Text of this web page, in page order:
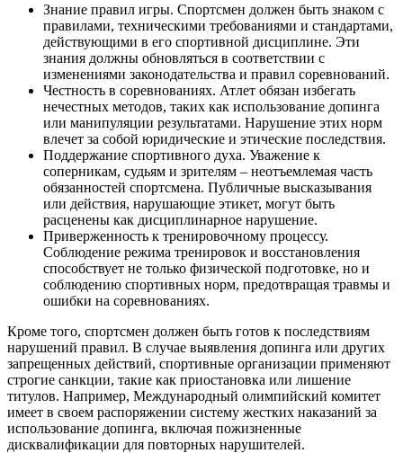
Знание правил игры. Спортсмен должен быть знаком с
правилами, техническими требованиями и стандартами,
действующими в его спортивной дисциплине. Эти
знания должны обновляться в соответствии с
изменениями законодательства и правил соревнований.
Честность в соревнованиях. Атлет обязан избегать
нечестных методов, таких как использование допинга
или манипуляции результатами. Нарушение этих норм
влечет за собой юридические и этические последствия.
Поддержание спортивного духа. Уважение к
соперникам, судьям и зрителям – неотъемлемая часть
обязанностей спортсмена. Публичные высказывания
или действия, нарушающие этикет, могут быть
расценены как дисциплинарное нарушение.
Приверженность к тренировочному процессу.
Соблюдение режима тренировок и восстановления
способствует не только физической подготовке, но и
соблюдению спортивных норм, предотвращая травмы и
ошибки на соревнованиях.
Кроме того, спортсмен должен быть готов к последствиям
нарушений правил. В случае выявления допинга или других
запрещенных действий, спортивные организации применяют
строгие санкции, такие как приостановка или лишение
титулов. Например, Международный олимпийский комитет
имеет в своем распоряжении систему жестких наказаний за
использование допинга, включая пожизненные
дисквалификации для повторных нарушителей.